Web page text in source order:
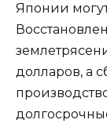
Японии
долларов, а